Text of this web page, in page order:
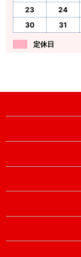
23
24
30
31
定休日